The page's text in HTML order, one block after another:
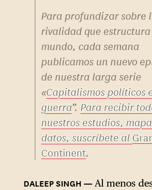
Para profundizar sobre
rivalidad que
mundo, cada semana
publicamos un nuevo
de nuestra larga serie
«Capitalismos políticos
guerra”.Para recibir
nuestros estudios,
datos, suscríbete al
Continent.
Al menos